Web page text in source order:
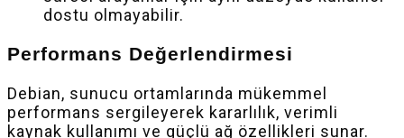
dostu olmayabilir.
Performans Değerlendirmesi
Debian, sunucu ortamlarında mükemmel
performans sergileyerek kararlılık, verimli
kaynak kullanımı ve güçlü ağ özellikleri sunar.